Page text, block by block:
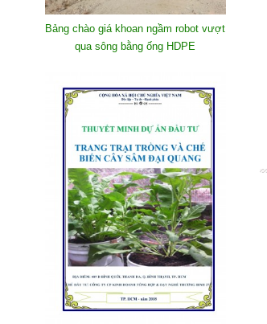
Bảng chào giá khoan ngầm robot vượt
qua sông bằng ống HDPE